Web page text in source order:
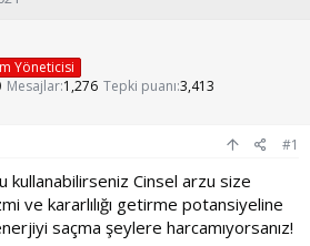
Yöneticisi
Mesajlar 1,276 Tepki puanı 3,413
#1
kullanabilirseniz Cinsel arzu size
ve kararlılığı getirme potansiyeline
saçma şeylere harcamıyorsanız!